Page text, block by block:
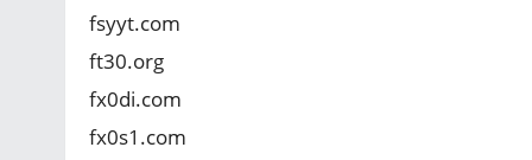
fsyyt.com
ft30.org
fx0di.com
fx0s1.com